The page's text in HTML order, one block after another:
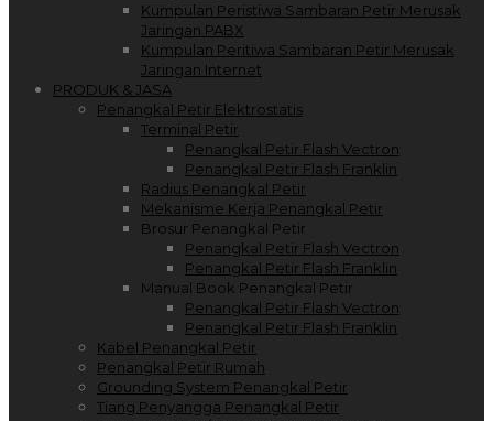
Kumpulan Peristiwa Sambaran Petir Merusak
Jaringan PABX
Kumpulan Peritiwa Sambaran Petir Merusak
Jaringan Internet
PRODUK & JASA
Penangkal Petir Elektrostatis
Terminal Petir
Penangkal Petir Flash Vectron
Penangkal Petir Flash Franklin
Radius Penangkal Petir
Mekanisme Kerja Penangkal Petir
Brosur Penangkal Petir
Penangkal Petir Flash Vectron
Penangkal Petir Flash Franklin
Manual Book Penangkal Petir
Penangkal Petir Flash Vectron
Penangkal Petir Flash Franklin
Kabel Penangkal Petir
Penangkal Petir Rumah
Grounding System Penangkal Petir
Tiang Penyangga Penangkal Petir